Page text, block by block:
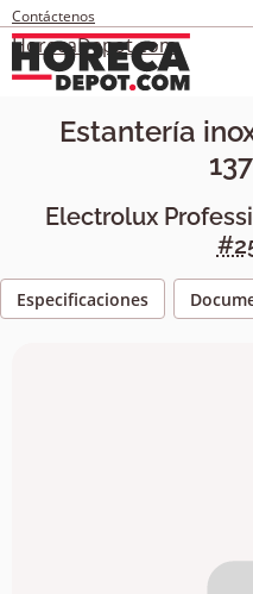
Contáctenos
HorecaDepot.com
Estantería
Electrolux
Especificaciones